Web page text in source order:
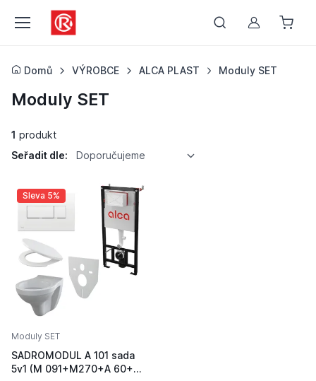
Můj účet
Domů VÝROBCE ALCA PLAST Moduly SET
Moduly SET
1 produkt
Seřadit dle:
Doporučujeme
Sleva 5%
Moduly SET
SADROMODUL A 101 sada
5v1 (M 091+M270+A 60+